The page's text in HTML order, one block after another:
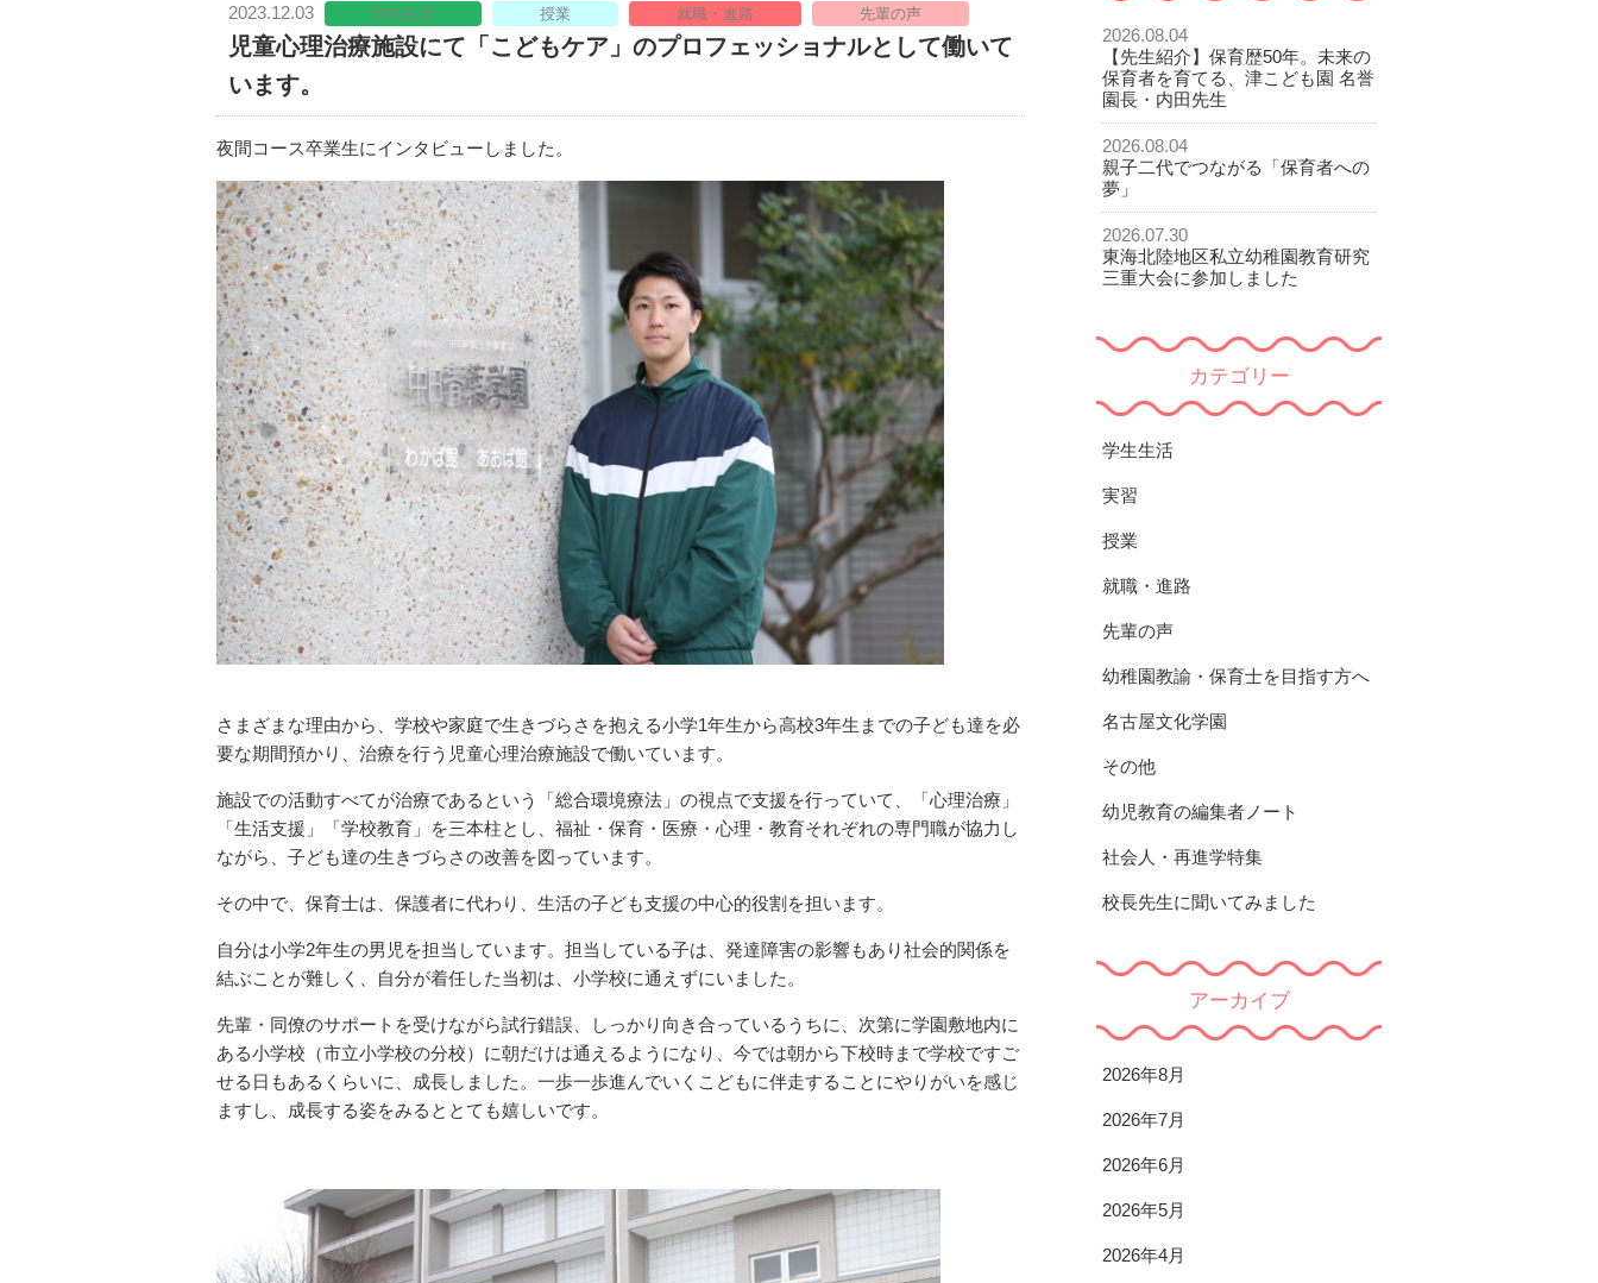
2023.12.03 学生生活 授業 就職・進路 先輩の声
児童心理治療施設にて「こどもケア」のプロフェッショナルとして働いて
います。
夜間コース卒業生にインタビューしました。
さまざまな理由から、学校や家庭で生きづらさを抱える小学1年生から高校3年生までの子ども達を必
要な期間預かり、治療を行う児童心理治療施設で働いています。
施設での活動すべてが治療であるという「総合環境療法」の視点で支援を行っていて、「心理治療」
「生活支援」「学校教育」を三本柱とし、福祉・保育・医療・心理・教育それぞれの専門職が協力し
ながら、子ども達の生きづらさの改善を図っています。
その中で、保育士は、保護者に代わり、生活の子ども支援の中心的役割を担います。
自分は小学2年生の男児を担当しています。担当している子は、発達障害の影響もあり社会的関係を
結ぶことが難しく、自分が着任した当初は、小学校に通えずにいました。
先輩・同僚のサポートを受けながら試行錯誤、しっかり向き合っているうちに、次第に学園敷地内に
ある小学校（市立小学校の分校）に朝だけは通えるようになり、今では朝から下校時まで学校ですご
せる日もあるくらいに、成長しました。一歩一歩進んでいくこどもに伴走することにやりがいを感じ
ますし、成長する姿をみるととても嬉しいです。
2026.08.04
【先生紹介】保育歴50年。未来の
保育者を育てる、津こども園 名誉
園長・内田先生
2026.08.04
親子二代でつながる「保育者への
夢」
2026.07.30
東海北陸地区私立幼稚園教育研究
三重大会に参加しました
カテゴリー
学生生活
実習
授業
就職・進路
先輩の声
幼稚園教諭・保育士を目指す方へ
名古屋文化学園
その他
幼児教育の編集者ノート
社会人・再進学特集
校長先生に聞いてみました
アーカイブ
2026年8月
2026年7月
2026年6月
2026年5月
2026年4月